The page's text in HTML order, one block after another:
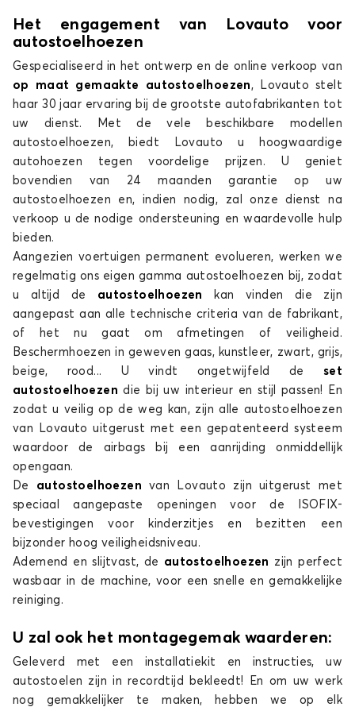
Stoelhoezen voor AUDI Q5
Q7
Stoelhoezen voor AUDI Q7
RS 4
Stoelhoezen voor AUDI RS 4
RS Q3
Stoelhoezen voor AUDI RS Q3
S1
Het engagement van Lovauto voor
autostoelhoezen
Gespecialiseerd in het ontwerp en de online verkoop van
op maat gemaakte autostoelhoezen, Lovauto stelt
haar 30 jaar ervaring bij de grootste autofabrikanten tot
uw dienst. Met de vele beschikbare modellen
autostoelhoezen, biedt Lovauto u hoogwaardige
autohoezen tegen voordelige prijzen. U geniet
bovendien van 24 maanden garantie op uw
autostoelhoezen en, indien nodig, zal onze dienst na
verkoop u de nodige ondersteuning en waardevolle hulp
bieden.
Aangezien voertuigen permanent evolueren, werken we
regelmatig ons eigen gamma autostoelhoezen bij, zodat
u altijd de autostoelhoezen
kan vinden die zijn
aangepast aan alle technische criteria van de fabrikant,
of het nu gaat om afmetingen of veiligheid.
Beschermhoezen in geweven gaas, kunstleer, zwart, grijs,
beige, rood... U vindt ongetwijfeld de set
autostoelhoezendie bij uw interieur en stijl passen! En
zodat u veilig op de weg kan, zijn alle autostoelhoezen
van Lovauto uitgerust met een gepatenteerd systeem
waardoor de airbags bij een aanrijding onmiddellijk
opengaan.
De autostoelhoezenvan Lovauto zijn uitgerust met
speciaal aangepaste openingen voor de ISOFIX-
bevestigingen voor kinderzitjes en bezitten een
bijzonder hoog veiligheidsniveau.
Ademend en slijtvast, de autostoelhoezen zijn perfect
wasbaar in de machine, voor een snelle en gemakkelijke
reiniging.
U zal ook het montagegemak waarderen:
Geleverd met een installatiekit en instructies, uw
autostoelen zijn in recordtijd bekleedt! En om uw werk
nog gemakkelijker te maken, hebben we op elk